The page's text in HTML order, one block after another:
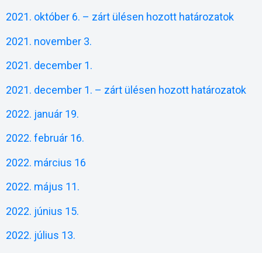
2021. október 6. – zárt ülésen hozott határozatok
2021. november 3.
2021. december 1.
2021. december 1. – zárt ülésen hozott határozatok
2022. január 19.
2022. február 16.
2022. március 16
2022. május 11.
2022. június 15.
2022. július 13.